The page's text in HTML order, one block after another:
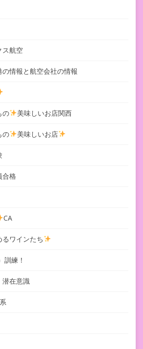
ス航空
情報と航空会社の情報
の 美味しいお店関西
の 美味しいお店
合格
CA
ワインたち
訓練！
潜在意識